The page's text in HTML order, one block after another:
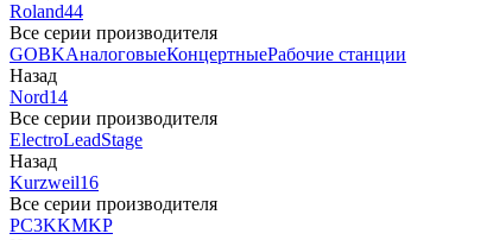
Roland44
Все серии производителя
GOBKАналоговыеКонцертныеРабочие станции
Назад
Nord14
Все серии производителя
ElectroLeadStage
Назад
Kurzweil16
Все серии производителя
PC3KKMKP